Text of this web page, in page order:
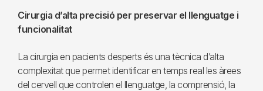
Cirurgia d’alta precisió per preservar el llenguatge i
funcionalitat
La cirurgia en pacients desperts és una tècnica d’alta
complexitat que permet identificar en temps real les àrees
del cervell que controlen el llenguatge, la comprensió, la